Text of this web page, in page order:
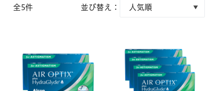
乱視用コンタクトレンズ
カラーコンタクトレンズ
ハードコンタクトレンズ
クーパービジョン ボシュロム
シード
MYコンタクト（らくらく再購入）
おトク定期便
全5件 並び替え：